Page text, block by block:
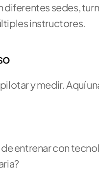
sedes,
instructores.
y medir. Aquí
entrenar con